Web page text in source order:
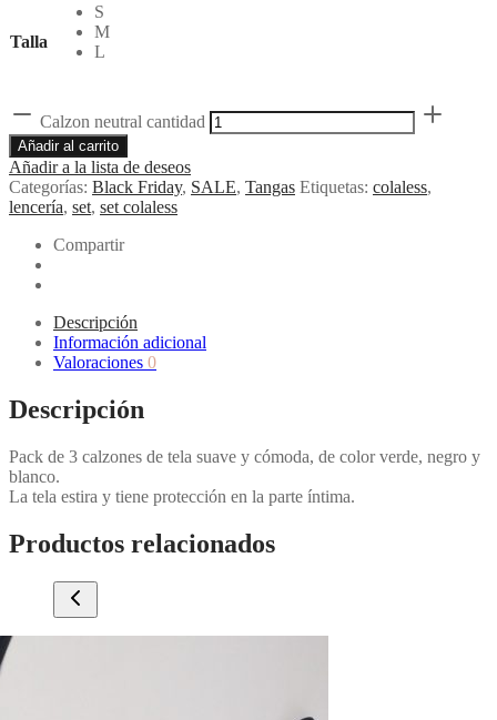
Talla
S
M
L
Calzon neutral cantidad
Añadir al carrito
Añadir a la lista de deseos
Categorías: Black Friday, SALE, Tangas Etiquetas: colaless,
lencería, set, set colaless
Compartir
Descripción
Información adicional
Valoraciones 0
Descripción
Pack de 3 calzones de tela suave y cómoda, de color verde, negro y
blanco.
La tela estira y tiene protección en la parte íntima.
Productos relacionados